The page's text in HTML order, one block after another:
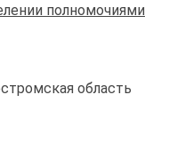
полномочиями
область